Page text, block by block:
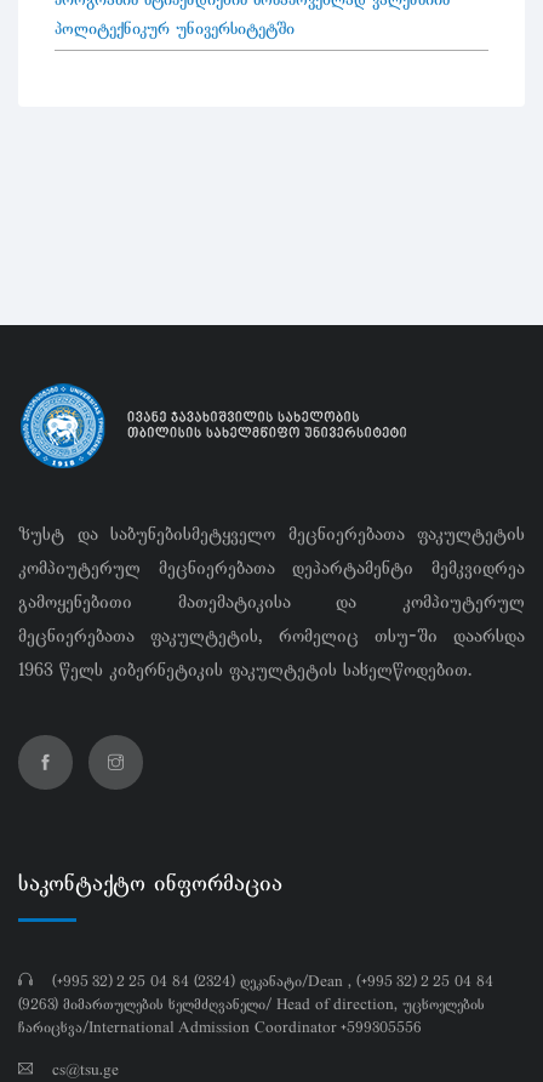
პოლიტექნიკურ უნივერსიტეტში
ზუსტ და საბუნებისმეტყველო მეცნიერებათა ფაკულტეტის
კომპიუტერულ მეცნიერებათა დეპარტამენტი მემკვიდრეა
გამოყენებითი მათემატიკისა და კომპიუტერულ
მეცნიერებათა ფაკულტეტის, რომელიც თსუ-ში დაარსდა
1963 წელს კიბერნეტიკის ფაკულტეტის სახელწოდებით.
საკონტაქტო ინფორმაცია
(+995 32) 2 25 04 84 (2324) დეკანატი/Dean , (+995 32) 2 25 04 84
(9263) მიმართულების ხელმძღვანელი/ Head of direction, უცხოელების
ჩარიცხვა/International Admission Coordinator +599305556
cs@tsu.ge